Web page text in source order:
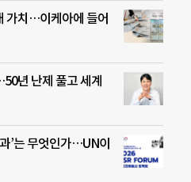
가치…이케아에 들어
년 난제 풀고 세계
’는 무엇인가…UN이